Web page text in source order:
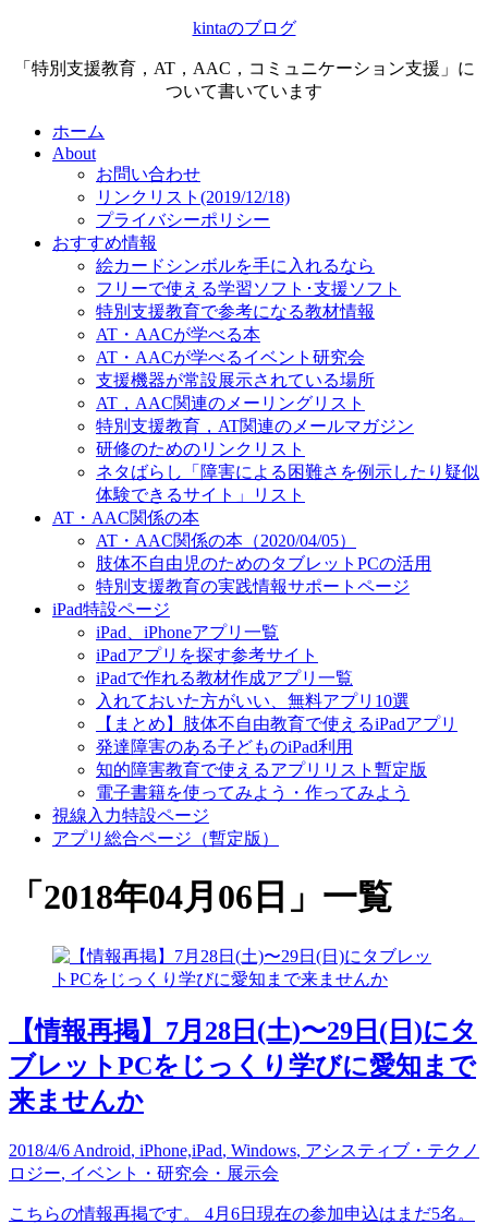
kintaのブログ
「特別支援教育，AT，AAC，コミュニケーション支援」に
ついて書いています
ホーム
About
お問い合わせ
リンクリスト(2019/12/18)
プライバシーポリシー
おすすめ情報
絵カードシンボルを手に入れるなら
フリーで使える学習ソフト･支援ソフト
特別支援教育で参考になる教材情報
AT・AACが学べる本
AT・AACが学べるイベント研究会
支援機器が常設展示されている場所
AT，AAC関連のメーリングリスト
特別支援教育，AT関連のメールマガジン
研修のためのリンクリスト
ネタばらし「障害による困難さを例示したり疑似
体験できるサイト」リスト
AT・AAC関係の本
AT・AAC関係の本（2020/04/05）
肢体不自由児のためのタブレットPCの活用
特別支援教育の実践情報サポートページ
iPad特設ページ
iPad、iPhoneアプリ一覧
iPadアプリを探す参考サイト
iPadで作れる教材作成アプリ一覧
入れておいた方がいい、無料アプリ10選
【まとめ】肢体不自由教育で使えるiPadアプリ
発達障害のある子どものiPad利用
知的障害教育で使えるアプリリスト暫定版
電子書籍を使ってみよう・作ってみよう
視線入力特設ページ
アプリ総合ページ（暫定版）
「 2018年04月06日 」 一覧
【情報再掲】7月28日(土)〜29日(日)にタ
ブレットPCをじっくり学びに愛知まで
来ませんか
2018/4/6 Android, iPhone,iPad, Windows, アシスティブ・テクノ
ロジー, イベント・研究会・展示会
こちらの情報再掲です。 4月6日現在の参加申込はまだ5名。